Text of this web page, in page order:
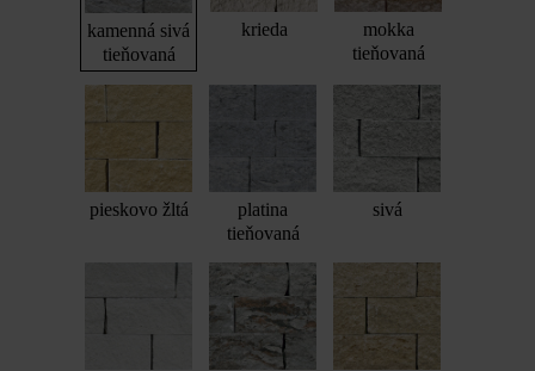
kamenná sivá
tieňovaná
krieda
mokka
tieňovaná
pieskovo žltá
platina
tieňovaná
sivá